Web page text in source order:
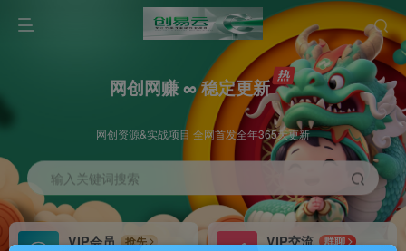
网创网赚 ∞ 稳定更新
网创资源&实战项目 全网首发全年365天更新
输入关键词搜索
VIP会员
抢先
VIP交流
群聊